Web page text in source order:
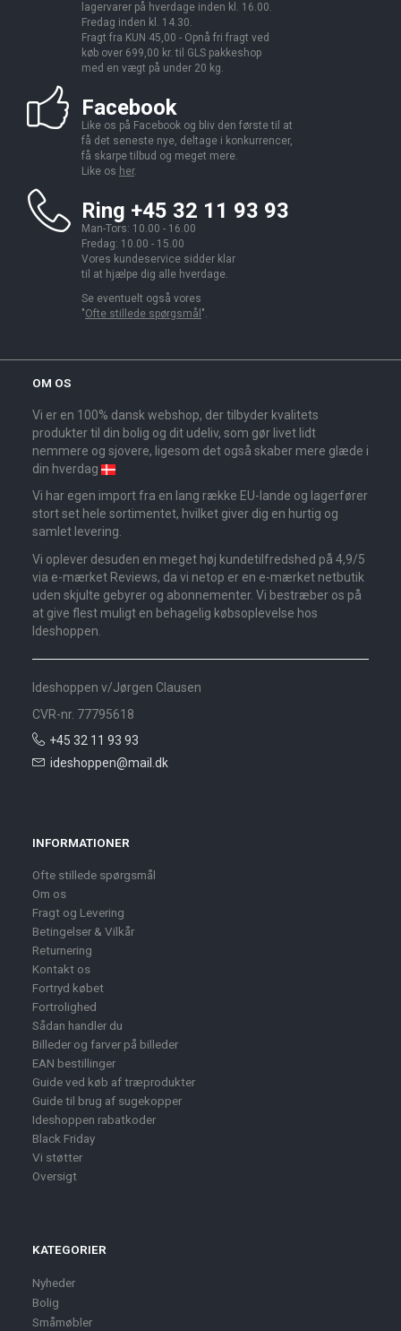
lagervarer på hverdage inden kl. 16.00.
Fredag inden kl. 14.30.
Fragt fra KUN 45,00 - Opnå fri fragt ved
køb over 699,00 kr. til GLS pakkeshop
med en vægt på under 20 kg.
Facebook
Like os på Facebook og bliv den første til at
få det seneste nye, deltage i konkurrencer,
få skarpe tilbud og meget mere.
Like os her.
Ring +45 32 11 93 93
Man-Tors: 10.00 - 16.00
Fredag: 10.00 - 15.00
Vores kundeservice sidder klar
til at hjælpe dig alle hverdage.
Se eventuelt også vores
"Ofte stillede spørgsmål ".
OM OS
Vi er en 100% dansk webshop, der tilbyder kvalitets
produkter til din bolig og dit udeliv, som gør livet lidt
nemmere og sjovere, ligesom det også skaber mere glæde i
din hverdag
Vi har egen import fra en lang række EU-lande og lagerfører
stort set hele sortimentet, hvilket giver dig en hurtig og
samlet levering.
Vi oplever desuden en meget høj kundetilfredshed på 4,9/5
via e-mærket Reviews, da vi netop er en e-mærket netbutik
uden skjulte gebyrer og abonnementer. Vi bestræber os på
at give flest muligt en behagelig købsoplevelse hos
Ideshoppen.
Ideshoppen v/Jørgen Clausen
CVR-nr. 77795618
+45 32 11 93 93
ideshoppen@mail.dk
INFORMATIONER
Ofte stillede spørgsmål
Om os
Fragt og Levering
Betingelser & Vilkår
Returnering
Kontakt os
Fortryd købet
Fortrolighed
Sådan handler du
Billeder og farver på billeder
EAN bestillinger
Guide ved køb af træprodukter
Guide til brug af sugekopper
Ideshoppen rabatkoder
Black Friday
Vi støtter
Oversigt
KATEGORIER
Nyheder
Bolig
Småmøbler